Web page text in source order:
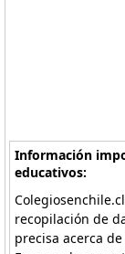
Información
educativos:
recopilación de
precisa acerca